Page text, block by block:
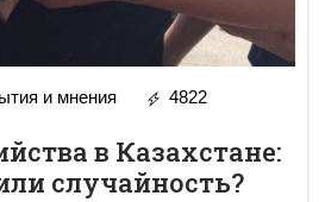
и мнения
4822
в Казахстане:
случайность?